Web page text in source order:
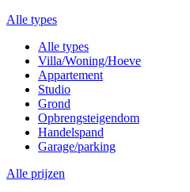
Alle types
Alle types
Villa/Woning/Hoeve
Appartement
Studio
Grond
Opbrengsteigendom
Handelspand
Garage/parking
Alle prijzen